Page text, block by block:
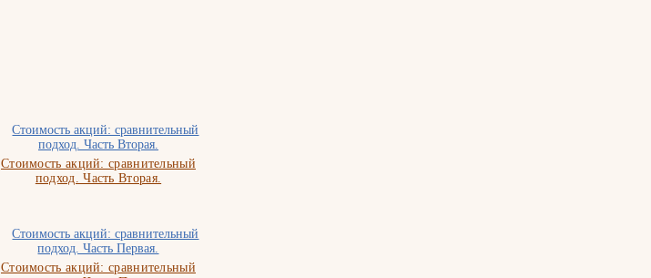
Стоимость акций: сравнительный
подход. Часть Вторая.
Стоимость акций: сравнительный